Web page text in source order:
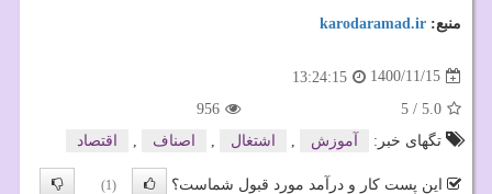
منبع: karodaramad.ir
1400/11/15
13:24:15
5.0
/
5
956
تگهای خبر:
آموزش , اشتغال , اصناف , اقتصاد
این پست کار و درآمد مورد قبول شماست؟
(1)